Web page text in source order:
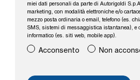
miei dati personali da parte di Autorigoldi
marketing, con modalità elettroniche e/o
mezzo posta ordinaria o email, telefono (es.
SMS, sistemi di messaggistica istantanea), e
informatico (es. siti web, mobile app).
Acconsento Non